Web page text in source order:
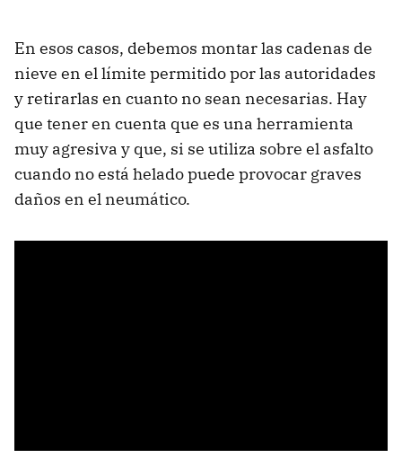
En esos casos, debemos montar las cadenas de
nieve en el límite permitido por las autoridades
y retirarlas en cuanto no sean necesarias. Hay
que tener en cuenta que es una herramienta
muy agresiva y que, si se utiliza sobre el asfalto
cuando no está helado puede provocar graves
daños en el neumático.